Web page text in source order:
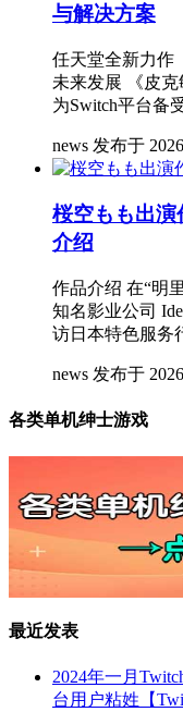
与解决方案
任天堂全新力作
未来发展 《皮
为Switch平台备
news 发布于
桜空もも出
介绍
作品介绍 在“明
知名影业公司
访日本特色服务
news 发布于
各类单机绅士游戏
最近发表
2024年一月
台用户粘姓【